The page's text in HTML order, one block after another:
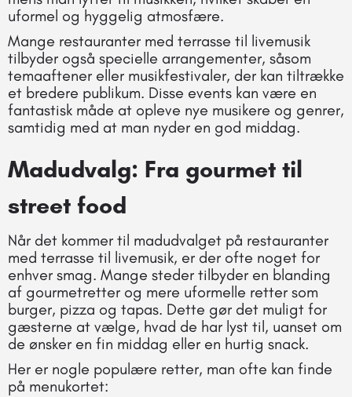
uformel og hyggelig atmosfære.
Mange restauranter med terrasse til livemusik
tilbyder også specielle arrangementer, såsom
temaaftener eller musikfestivaler, der kan tiltrække
et bredere publikum. Disse events kan være en
fantastisk måde at opleve nye musikere og genrer,
samtidig med at man nyder en god middag.
Madudvalg: Fra gourmet til
street food
Når det kommer til madudvalget på restauranter
med terrasse til livemusik, er der ofte noget for
enhver smag. Mange steder tilbyder en blanding
af gourmetretter og mere uformelle retter som
burger, pizza og tapas. Dette gør det muligt for
gæsterne at vælge, hvad de har lyst til, uanset om
de ønsker en fin middag eller en hurtig snack.
Her er nogle populære retter, man ofte kan finde
på menukortet: